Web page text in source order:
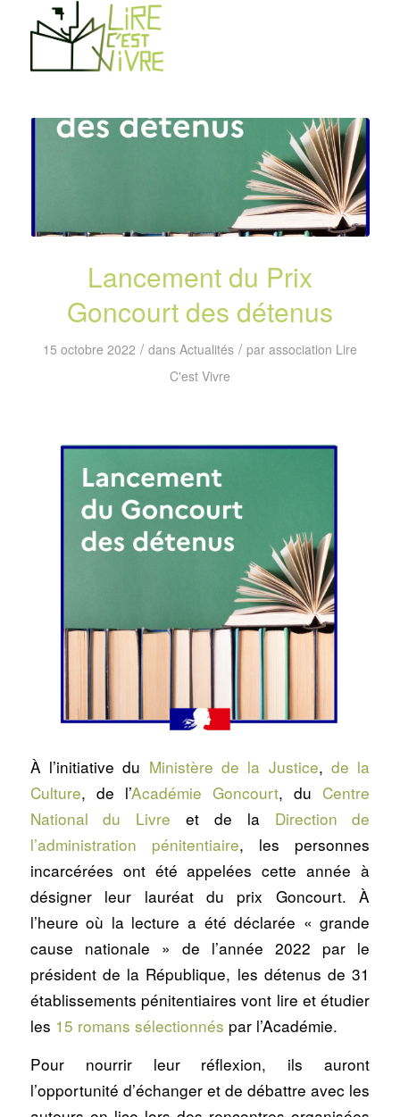
Lancement du Prix
Goncourt des détenus
15 octobre 2022 / dans Actualités / par association Lire
C'est Vivre
À l’initiative du Ministère de la Justice,de la
Culture, de l’Académie Goncourt, duCentre
National du Livre et de la Direction de
l’administration pénitentiaire, les personnes
incarcérées ont été appelées cette année à
désigner leur lauréat du prix Goncourt. À
l’heure où la lecture a été déclarée « grande
cause nationale » de l’année 2022 par le
président de la République, les détenus de 31
établissements pénitentiaires vont lire et étudier
les 15 romans sélectionnés par l’Académie.
Pour nourrir leur réflexion, ils auront
l’opportunité d’échanger et de débattre avec les